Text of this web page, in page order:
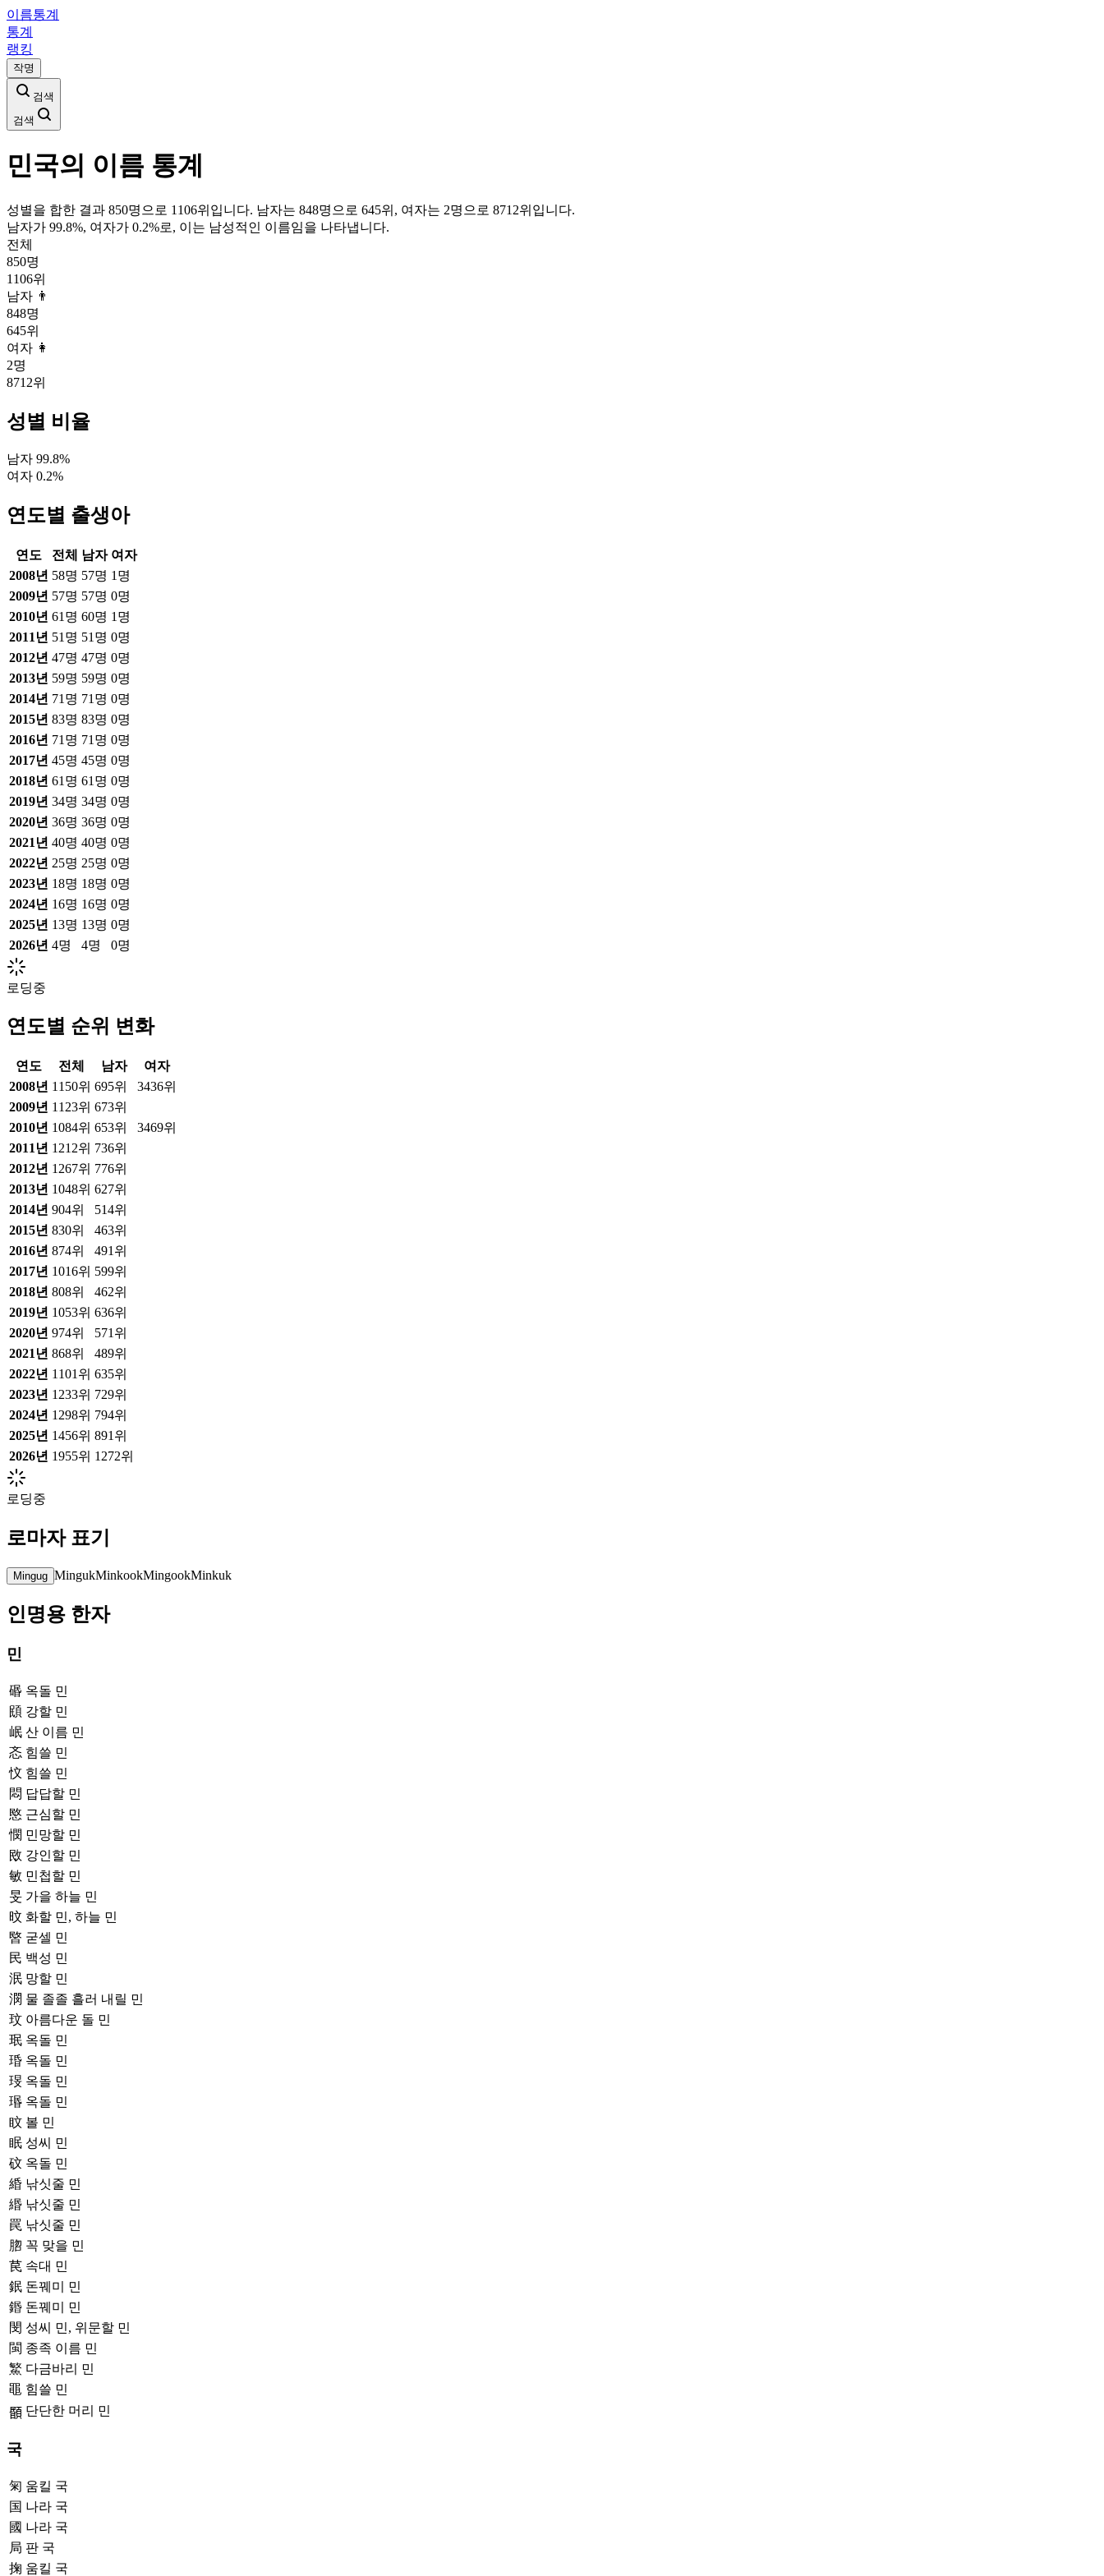
이름통계
통계
랭킹
작명
검색
검색
민국의 이름 통계
성별을 합한 결과 850명으로 1106위입니다. 남자는 848명으로 645위, 여자는 2명으로 8712위입니다.
남자가 99.8%, 여자가 0.2%로, 이는 남성적인 이름임을 나타냅니다.
전체
850명
1106위
남자 👨
848명
645위
여자 👩
2명
8712위
성별 비율
남자 99.8%
여자 0.2%
연도별 출생아
연도 전체 남자 여자
2008년 58명 57명 1 명
2009년 57명 57명 0명
2010년 61 명 60명 1 명
2011 년 51 명 51 명 0명
2012년 47명 47명 0명
2013년 59명 59명 0명
2014년 71 명 71 명 0명
2015년 83명 83명 0명
2016년 71 명 71 명 0명
2017년 45명 45명 0명
2018년 61 명 61 명 0명
2019년 34명 34명 0명
2020년 36명 36명 0명
2021 년 40명 40명 0명
2022년 25명 25명 0명
2023년 18명 18명 0명
2024년 16명 16명 0명
2025년 13명 13명 0명
2026년 4명 4명 0명
로딩중
연도별 순위 변화
연도 전체 남자
여자
2008년 1150위 695위
3436위
2009년 1123위 673위
2010년 1084위 653위
3469위
2011 년 1212위 736위
2012년 1267위 776위
2013년 1048위 627위
2014년 904위
514위
2015년 830위
463위
2016년 874위
491위
2017년 1016위 599위
2018년 808위
462위
2019년 1053위 636위
2020년 974위
571위
2021 년 868위
489위
2022년 1101위 635위
2023년 1233위 729위
2024년 1298위 794위
2025년 1456위 891위
2026년 1955위 1272위
로딩중
로마자 표기
Mingug MingukMinkookMingookMinkuk
인명용 한자
민
䃉 옥돌 민
䪸 강할 민
岷 산 이름 민
忞 힘쓸 민
忟 힘쓸 민
悶 답답할 민
愍 근심할 민
憫 민망할 민
敃 강인할 민
敏 민첩할 민
旻 가을 하늘 민
旼 화할 민, 하늘 민
暋 굳셀 민
民 백성 민
泯 망할 민
潣 물 졸졸 흘러 내릴 민
玟 아름다운 돌 민
珉 옥돌 민
琘 옥돌 민
琝 옥돌 민
瑉 옥돌 민
盿 볼 민
眠 성씨 민
砇 옥돌 민
緍 낚싯줄 민
緡 낚싯줄 민
罠 낚싯줄 민
脗 꼭 맞을 민
苠 속대 민
鈱 돈꿰미 민
鍲 돈꿰미 민
閔 성씨 민, 위문할 민
閩 종족 이름 민
鰵 다금바리 민
黽 힘쓸 민
𩔉 단단한 머리 민
국
匊 움킬 국
国 나라 국
國 나라 국
局 판 국
掬 움킬 국